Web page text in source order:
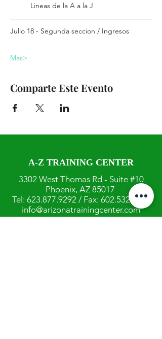
Julio 18 - Segunda seccion / Ingresos
Mas>
Comparte Este Evento
A-Z TRAINING CENTER
3302 West Thomas Rd - Suite #10
Phoenix, AZ 85017
Tel: 623.877.9292/ Fax: 602.532.7827
info@arizonatrainingcenter.com